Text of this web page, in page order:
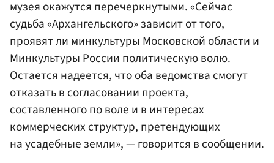
музея окажутся перечеркнутыми. «Сейчас
судьба «Архангельского» зависит от того,
проявят ли минкультуры Московской области и
Минкультуры России политическую волю.
Остается надеется, что оба ведомства смогут
отказать в согласовании проекта,
составленного по воле и в интересах
коммерческих структур, претендующих
на усадебные земли», — говорится в сообщении.